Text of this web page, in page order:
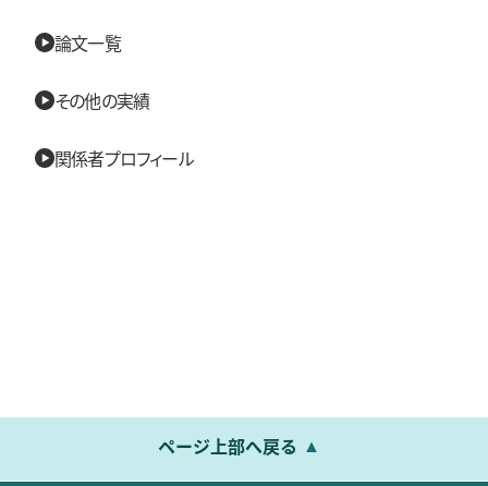
論文一覧
その他の実績
関係者プロフィール
ページ上部へ戻る